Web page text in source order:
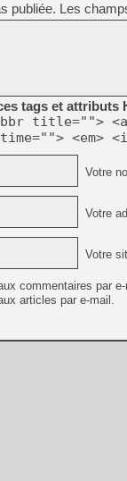
publiée. Les
tags et attributs
title="">
<em>
Votre
Votre
Votre
commentaires par
articles par e-mail.